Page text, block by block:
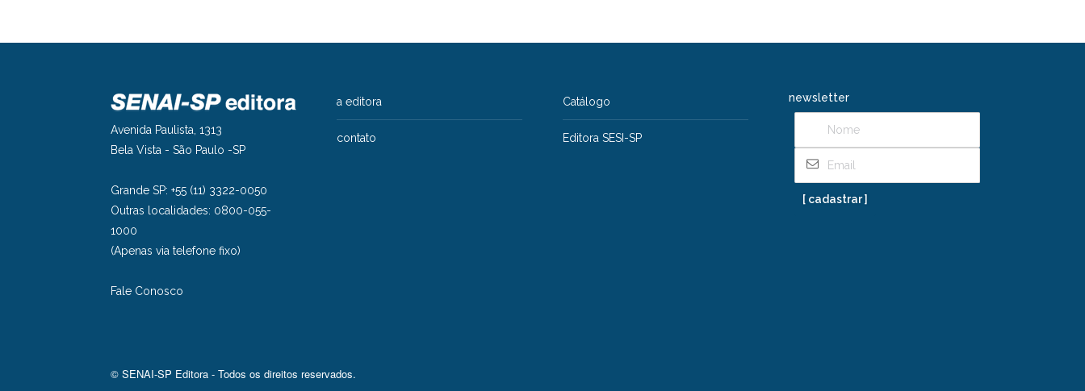
Avenida Paulista, 1313
Bela Vista - São Paulo -SP
Grande SP: +55 (11) 3322-0050
Outras localidades: 0800-055-
1000
(Apenas via telefone fixo)
Fale Conosco
a editora
contato
Catálogo
Editora SESI-SP
newsletter
[ cadastrar ]
© SENAI-SP Editora - Todos os direitos reservados.